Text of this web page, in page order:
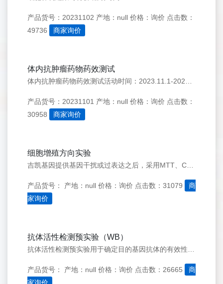
产品货号：20231102 产地：null 价格：询价 点击数：
49736
商家询价
体内抗肿瘤药物药效测试
产品货号：20231101 产地：null 价格：询价 点击数：
30958
商家询价
细胞增殖方向实验
产品货号： 产地：null 价格：询价 点击数：31079
商
家询价
抗体活性检测预实验（WB）
产品货号： 产地：null 价格：询价 点击数：26665
商